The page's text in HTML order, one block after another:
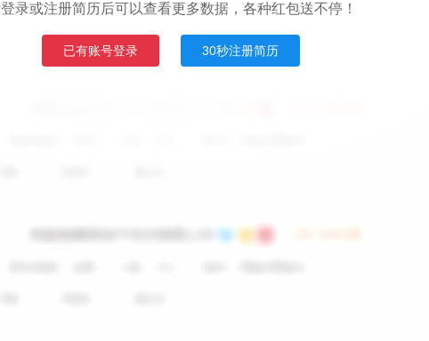
登录或注册简历后可以查看更多数据，各种红包送不停！
已有账号登录 30秒注册简历